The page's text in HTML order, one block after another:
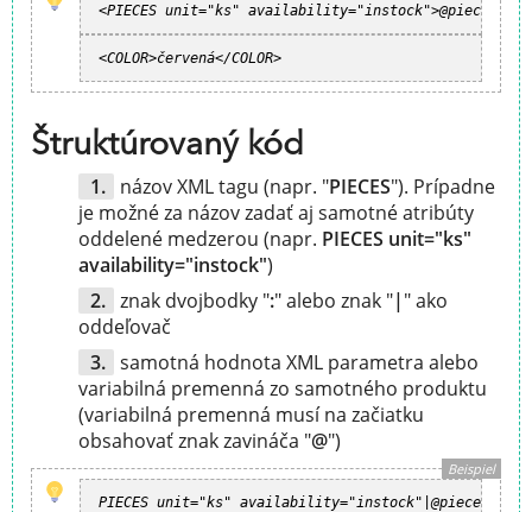
<PIECES unit="ks" availability="instock">@pieces</
<COLOR>červená</COLOR>
Štruktúrovaný kód
názov XML tagu (napr. "PIECES"). Prípadne
je možné za názov zadať aj samotné atribúty
oddelené medzerou (napr. PIECES unit="ks"
availability="instock")
znak dvojbodky ":" alebo znak "|" ako
oddeľovač
samotná hodnota XML parametra alebo
variabilná premenná zo samotného produktu
(variabilná premenná musí na začiatku
obsahovať znak zavináča "@")
Beispiel
PIECES unit="ks"